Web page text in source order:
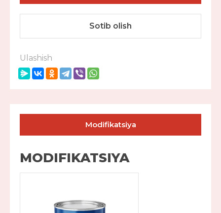
Sotib olish
Ulashish
Modifikatsiya
MODIFIKATSIYA